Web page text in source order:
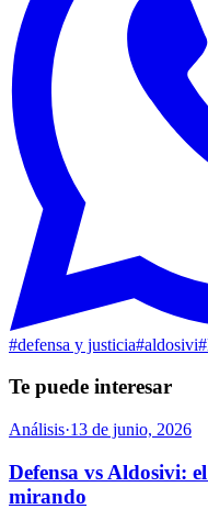
#defensa y justicia#aldosivi#
Te puede interesar
Análisis·13 de junio, 2026
Defensa vs Aldosivi:
mirando